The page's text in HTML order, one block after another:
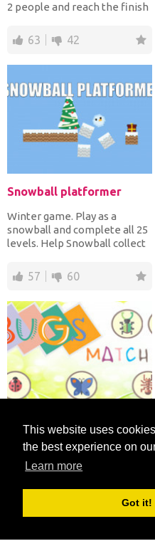
This website uses
the best experience on
Learn more
Got it!
2 people and reach the finish
63 42
Snowball platformer
Winter game. Play as a
snowball and complete all 25
levels. Help Snowball collect
57 60
Bugs Match
This is an exciting game in
which you need to match 3
them and prevent...